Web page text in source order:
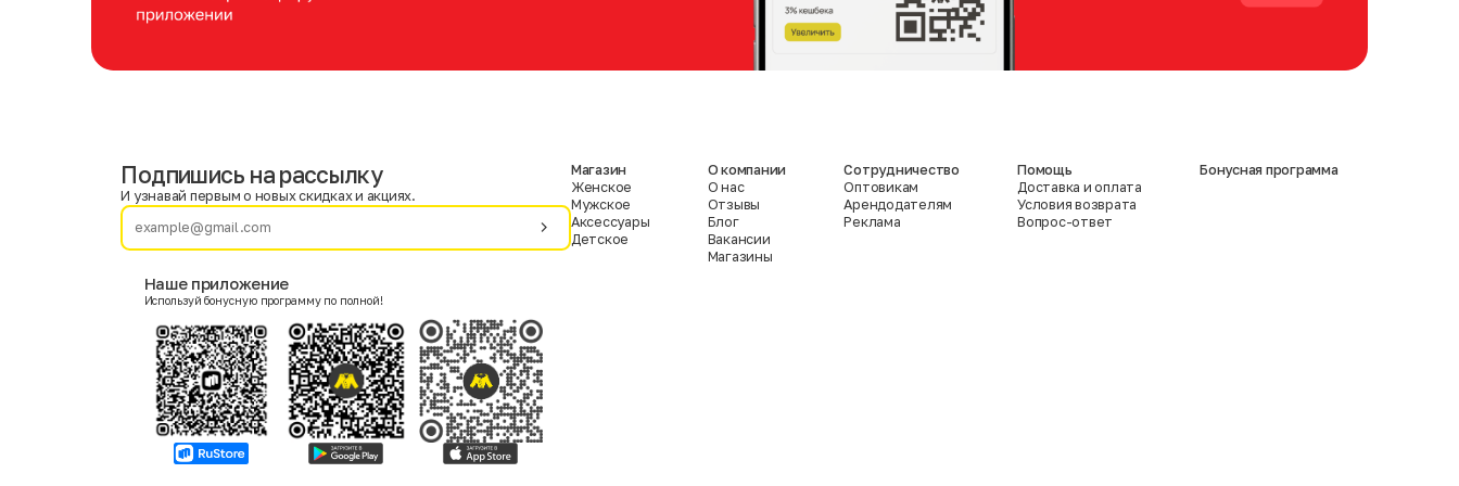
Фамилия
Женский
Согласие на получение чеков по электронной почте
Подпишись на рассылку
И узнавай первым о новых скидках и акциях.
Наше приложение
Используй бонусную программу по полной!
Магазин
Женское
Мужское
Аксессуары
Детское
О компании
О нас
Отзывы
Блог
Вакансии
Магазины
Сотрудничество
Оптовикам
Арендодателям
Реклама
Помощь
Доставка и оплата
Условия возврата
Вопрос-ответ
Бонусная программа